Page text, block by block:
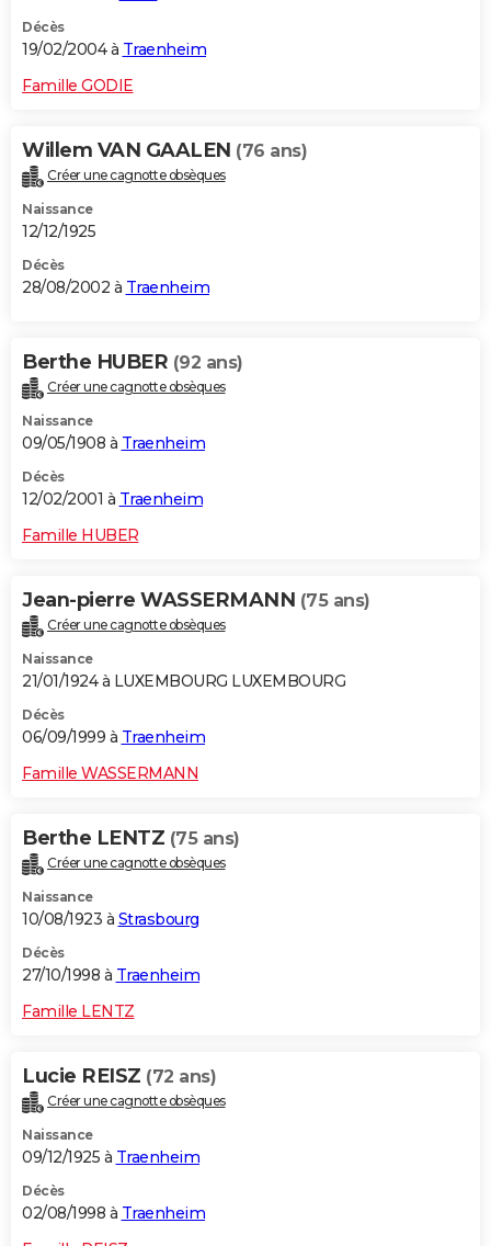
Décès
19/02/2004 à Traenheim
Famille GODIE
Willem VAN GAALEN (76 ans)
Créer une cagnotte obsèques
Naissance
12/12/1925
Décès
28/08/2002 à Traenheim
Berthe HUBER (92 ans)
Créer une cagnotte obsèques
Naissance
09/05/1908 à Traenheim
Décès
12/02/2001 à Traenheim
Famille HUBER
Jean-pierre WASSERMANN (75 ans)
Créer une cagnotte obsèques
Naissance
21/01/1924 à LUXEMBOURG LUXEMBOURG
Décès
06/09/1999 à Traenheim
Famille WASSERMANN
Berthe LENTZ (75 ans)
Créer une cagnotte obsèques
Naissance
10/08/1923 à Strasbourg
Décès
27/10/1998 à Traenheim
Famille LENTZ
Lucie REISZ (72 ans)
Créer une cagnotte obsèques
Naissance
09/12/1925 à Traenheim
Décès
02/08/1998 à Traenheim